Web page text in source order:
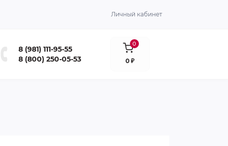
Личный кабинет
8 (981) 111-95-55
8 (800) 250-05-53
0
0 ₽